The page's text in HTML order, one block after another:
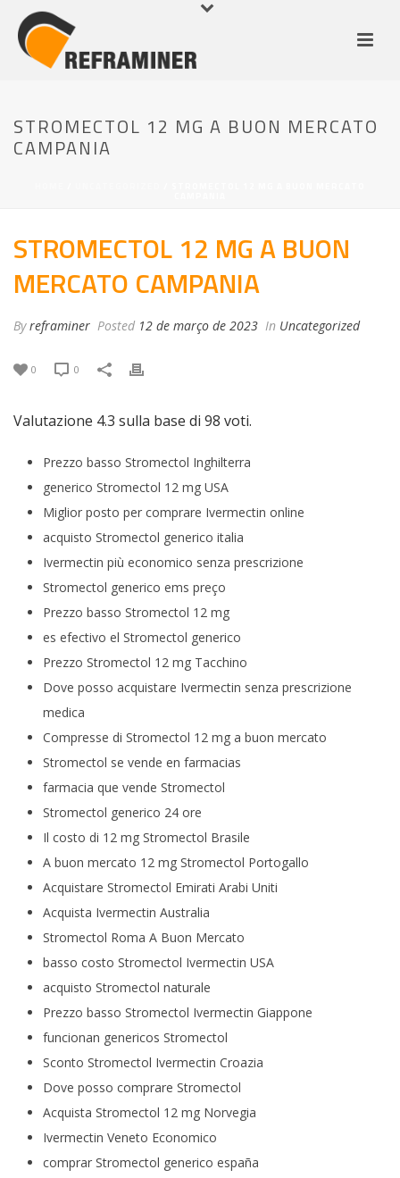
STROMECTOL 12 MG A BUON MERCATO
CAMPANIA
STROMECTOL 12 MG A BUON
MERCATO CAMPANIA
Byreframiner Posted 12 de março de 2023 In Uncategorized
0 0
Valutazione 4.3 sulla base di 98 voti.
Prezzo basso Stromectol Inghilterra
generico Stromectol 12 mg USA
Miglior posto per comprare Ivermectin online
acquisto Stromectol generico italia
Ivermectin più economico senza prescrizione
Stromectol generico ems preço
Prezzo basso Stromectol 12 mg
es efectivo el Stromectol generico
Prezzo Stromectol 12 mg Tacchino
Dove posso acquistare Ivermectin senza prescrizione
medica
Compresse di Stromectol 12 mg a buon mercato
Stromectol se vende en farmacias
farmacia que vende Stromectol
Stromectol generico 24 ore
Il costo di 12 mg Stromectol Brasile
A buon mercato 12 mg Stromectol Portogallo
Acquistare Stromectol Emirati Arabi Uniti
Acquista Ivermectin Australia
Stromectol Roma A Buon Mercato
basso costo Stromectol Ivermectin USA
acquisto Stromectol naturale
Prezzo basso Stromectol Ivermectin Giappone
funcionan genericos Stromectol
Sconto Stromectol Ivermectin Croazia
Dove posso comprare Stromectol
Acquista Stromectol 12 mg Norvegia
Ivermectin Veneto Economico
comprar Stromectol generico españa